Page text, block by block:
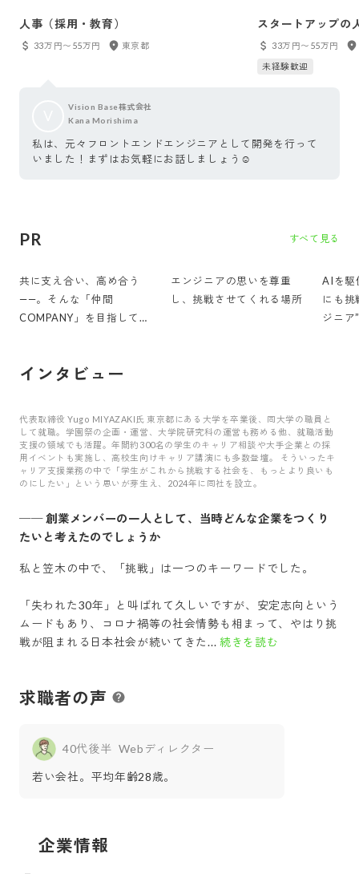
人事（採用・教育）
33万円〜55万円 東京都
スタートアップの
営業33万円〜55万円
未経験歓迎
Vision Base株式会社
Kana Morishima
私は、元々フロントエンドエンジニアとして開発を行って
いました！まずはお気軽にお話しましょう☺️
PR すべて見る
共に支え合い、高め合う
――。そんな「仲間
COMPANY」を目指してい
エンジニアの思いを尊重
し、挑戦させてくれる場所
AIを駆
にも挑
ジニア
インタビュー
代表取締役 Yugo MIYAZAKI氏 東京都にある大学を卒業後、同大学の職員と
して就職。学園祭の企画・運営、大学院研究科の運営も務める他、就職活動
支援の領域でも活躍。年間約300名の学生のキャリア相談や大手企業との採
用イベントも実施し、高校生向けキャリア講演にも多数登壇。 そういったキ
ャリア支援業務の中で「学生がこれから挑戦する社会を、もっとより良いも
のにしたい」という思いが芽生え、2024年に同社を設立。
──創業メンバーの一人として、当時どんな企業をつくり
たいと考えたのでしょうか
私と笠木の中で、「挑戦」は一つのキーワードでした。
「失われた30年」と叫ばれて久しいですが、安定志向という
ムードもあり、コロナ禍等の社会情勢も相まって、やはり挑
戦が阻まれる日本社会が続いてきた... 続きを読む
求職者の声
40代後半 Webディレクター
若い会社。平均年齢28歳。
企業情報